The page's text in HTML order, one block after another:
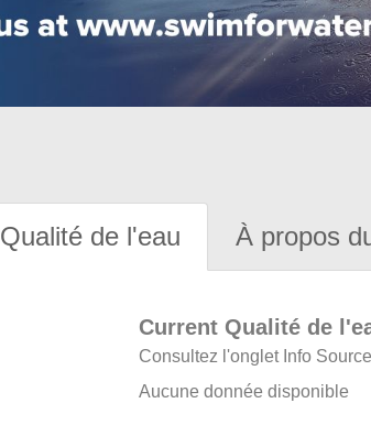
Qualité de l'eau À propos
Current Qualité de
Consultez l'onglet Info
Aucune donnée disponible